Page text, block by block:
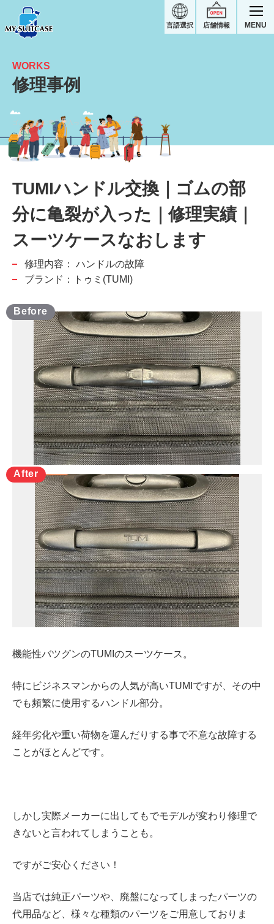
店舗情報
言語選択 MENU
ゴムの部分に亀裂が入った｜TUMIスーツケース修理実績
WORKS
修理事例
TUMIハンドル交換｜ゴムの部
分に亀裂が入った｜修理実績｜
スーツケースなおします
修理内容：
ハンドルの故障
ブランド：トゥミ(TUMI)
機能性バツグンのTUMIのスーツケース。
特にビジネスマンからの人気が高いTUMIですが、その中
でも頻繁に使用するハンドル部分。
経年劣化や重い荷物を運んだりする事で不意な故障する
ことがほとんどです。
しかし実際メーカーに出してもでモデルが変わり修理で
きないと言われてしまうことも。
ですがご安心ください！
当店では純正パーツや、廃盤になってしまったパーツの
代用品など、様々な種類のパーツをご用意しておりま